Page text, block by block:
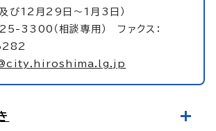
及び12月29日～1月3日）
3300（相談専用） ファクス：